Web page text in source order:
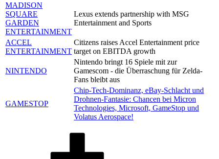
MADISON
SQUARE
GARDEN
ENTERTAINMENT
Lexus extends partnership with MSG
Entertainment and Sports
ACCEL
ENTERTAINMENT
Citizens raises Accel Entertainment price
target on EBITDA growth
NINTENDO
Nintendo bringt 16 Spiele mit zur
Gamescom - die Überraschung für Zelda-
Fans bleibt aus
GAMESTOP
Chip-Tech-Dominanz, eBay-Schlacht und
Drohnen-Fantasie: Chancen bei Micron
Technologies, Microsoft, GameStop und
Volatus Aerospace!